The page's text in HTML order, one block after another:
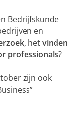
Bedrijfskunde
en
, hetvinden
professionals?
zijn ook